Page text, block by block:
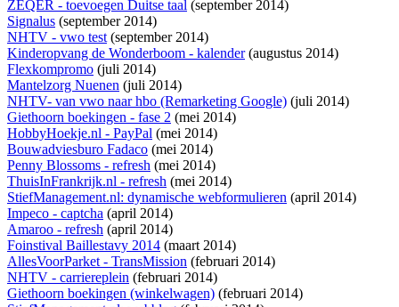
ZEQER - toevoegen Duitse taal (september 2014)
Signalus (september 2014)
NHTV - vwo test(september 2014)
Kinderopvang de Wonderboom - kalender(augustus 2014)
Flexkompromo (juli 2014)
Mantelzorg Nuenen (juli 2014)
NHTV- van vwo naar hbo (Remarketing Google) (juli 2014)
Giethoorn boekingen - fase 2 (mei 2014)
HobbyHoekje.nl - PayPal (mei 2014)
Bouwadviesburo Fadaco (mei 2014)
Penny Blossoms - refresh (mei 2014)
ThuisInFrankrijk.nl - refresh (mei 2014)
StiefManagement.nl: dynamische webformulieren (april 2014)
Impeco - captcha (april 2014)
Amaroo - refresh (april 2014)
Foinstival Baillestavy 2014 (maart 2014)
AllesVoorParket - TransMission (februari 2014)
NHTV - carriereplein (februari 2014)
Giethoorn boekingen (winkelwagen) (februari 2014)